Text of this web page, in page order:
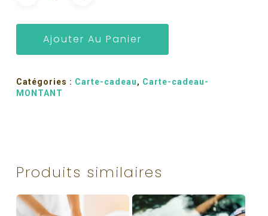
Ajouter Au Panier
Catégories : Carte-cadeau, Carte-cadeau-
MONTANT
Produits similaires